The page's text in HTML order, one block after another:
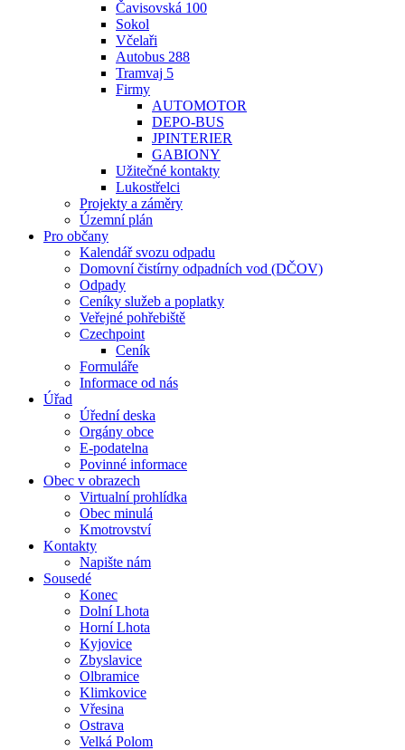
Čavisovská 100
Sokol
Včelaři
Autobus 288
Tramvaj 5
Firmy
AUTOMOTOR
DEPO-BUS
JPINTERIER
GABIONY
Užitečné kontakty
Lukostřelci
Projekty a záměry
Územní plán
Pro občany
Kalendář svozu odpadu
Domovní čistírny odpadních vod (DČOV)
Odpady
Ceníky služeb a poplatky
Veřejné pohřebiště
Czechpoint
Ceník
Formuláře
Informace od nás
Úřad
Úřední deska
Orgány obce
E-podatelna
Povinné informace
Obec v obrazech
Virtualní prohlídka
Obec minulá
Kmotrovství
Kontakty
Napište nám
Sousedé
Konec
Dolní Lhota
Horní Lhota
Kyjovice
Zbyslavice
Olbramice
Klimkovice
Vřesina
Ostrava
Velká Polom